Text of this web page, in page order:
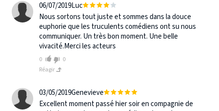
06/07/2019Luc
Nous sortons tout juste et sommes dans la douce
euphorie que les truculents comédiens ont su nous
communiquer. Un très bon moment. Une belle
vivacité.Merci les acteurs
0
0
Réagir
03/05/2019Genevieve
Excellent moment passé hier soir en compagnie de